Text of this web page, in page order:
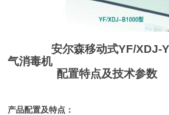
安尔森移动式YF/XDJ-
气消毒机
配置特点及技术参数
产品配置及特点：